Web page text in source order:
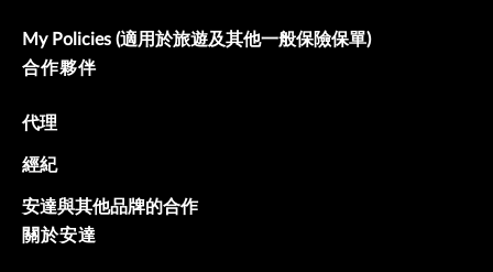
My Policies (適用於旅遊及其他一般保險保單)
合作夥伴
代理
經紀
安達與其他品牌的合作
關於安達